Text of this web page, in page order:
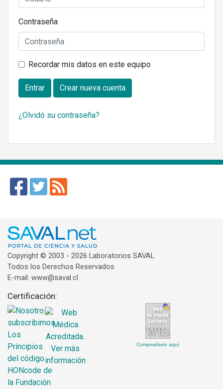
Contraseña
Recordar mis datos en este equipo
Entrar Crear nueva cuenta
¿Olvidó su contraseña?
Copyright © 2003 - 2026 Laboratorios SAVAL
Todos los Derechos Reservados
E-mail: www@saval.cl
Certificación:
Compruébelo aquí